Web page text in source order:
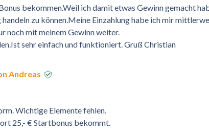
bekommen.Weil ich damit etwas Gewinn gemacht
zu können.Meine Einzahlung habe ich mir
noch mit meinem Gewinn weiter.
sehr einfach und funktioniert. Gruß Christian
Andreas
Wichtige Elemente fehlen.
25,- € Startbonus bekommt.